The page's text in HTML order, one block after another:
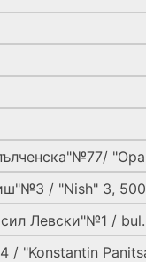
/ "Nish" 3,
Левски"№1 /
/ "Konstantin